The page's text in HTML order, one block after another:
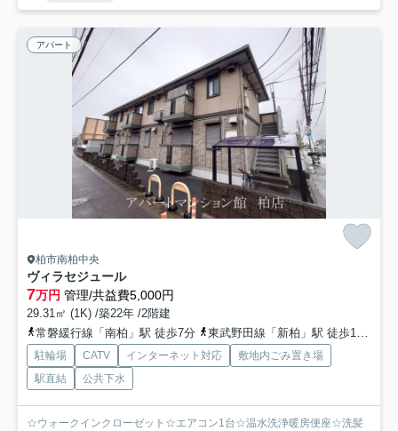
アパート
柏市南柏中央
ヴィラセジュール
7万円 管理/共益費5,000円
29.31㎡ (1K) /築22年 /2階建
常磐緩行線「南柏」駅 徒歩7分
東武野田線「新柏」駅 徒歩18分
駐輪場 CATV インターネット対応
敷地内ごみ置き場
駅直結
公共下水
☆ウォークインクローゼット☆エアコン1台☆温水洗浄暖房便座☆洗髪